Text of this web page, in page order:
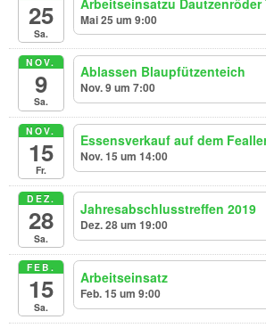
25
Sa.
Mai 25 um 9:00
NOV.
9
Sa.
Ablassen Blaupfützenteich
Nov. 9 um 7:00
NOV.
15
Fr.
Essensverkauf auf dem
Nov. 15 um 14:00
DEZ.
28
Sa.
Jahresabschlusstreffen 2019
Dez. 28 um 19:00
FEB.
15
Sa.
Arbeitseinsatz
Feb. 15 um 9:00